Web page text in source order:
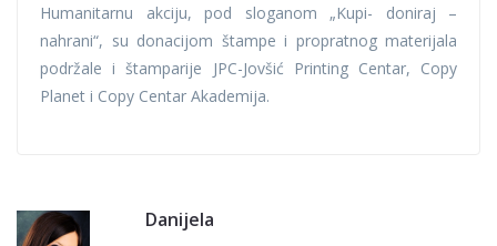
Humanitarnu akciju, pod sloganom „Kupi- doniraj –
nahrani“, su donacijom štampe i propratnog materijala
podržale i štamparije JPC-Jovšić Printing Centar, Copy
Planet i Copy Centar Akademija.
Danijela